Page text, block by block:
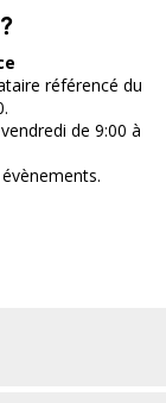
référencé du
de 9:00 à